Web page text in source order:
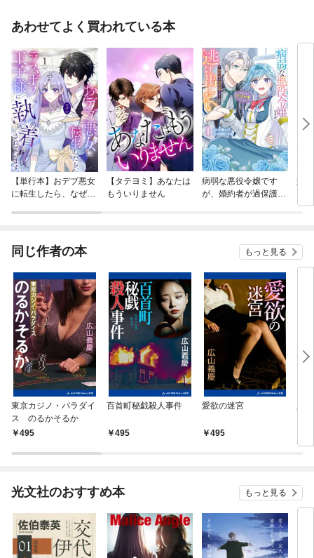
あわせてよく買われている本
【単行本】おデブ悪女
に転生したら、なぜか
【タテヨミ】あなたは
もういりません
病弱な悪役令嬢です
が、婚約者が過保護す
妹
同じ作者の本 もっと見る
東京カジノ・パラダイ
ス のるかそるか
495
百首町秘戯殺人事件
495
愛欲の迷宮
495
光文社のおすすめ本 もっと見る